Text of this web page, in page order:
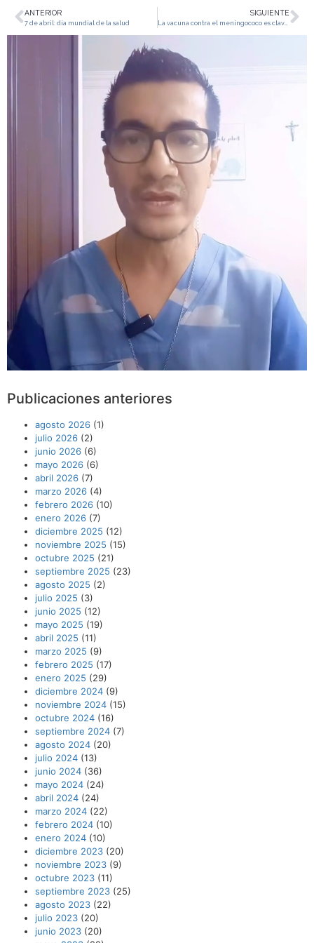
ANTERIOR
7 de abril: día mundial de la salud
SIGUIENTE
La vacuna contra el meningococo es clave para prevenir enfermedades en niños
Publicaciones anteriores
agosto 2026 (1)
julio 2026 (2)
junio 2026 (6)
mayo 2026 (6)
abril 2026 (7)
marzo 2026 (4)
febrero 2026 (10)
enero 2026 (7)
diciembre 2025 (12)
noviembre 2025 (15)
octubre 2025 (21)
septiembre 2025 (23)
agosto 2025 (2)
julio 2025 (3)
junio 2025 (12)
mayo 2025 (19)
abril 2025 (11)
marzo 2025 (9)
febrero 2025 (17)
enero 2025 (29)
diciembre 2024 (9)
noviembre 2024 (15)
octubre 2024 (16)
septiembre 2024 (7)
agosto 2024 (20)
julio 2024 (13)
junio 2024 (36)
mayo 2024 (24)
abril 2024 (24)
marzo 2024 (22)
febrero 2024 (10)
enero 2024 (10)
diciembre 2023 (20)
noviembre 2023 (9)
octubre 2023 (11)
septiembre 2023 (25)
agosto 2023 (22)
julio 2023 (20)
junio 2023 (20)